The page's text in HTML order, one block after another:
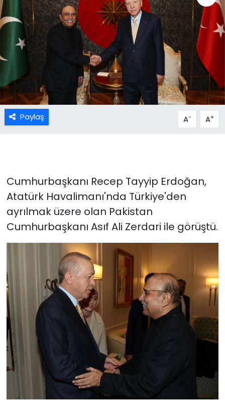
Paylaş A- A+
Cumhurbaşkanı Recep Tayyip Erdoğan,
Atatürk Havalimanı'nda Türkiye'den
ayrılmak üzere olan Pakistan
Cumhurbaşkanı Asıf Ali Zerdari ile görüştü.